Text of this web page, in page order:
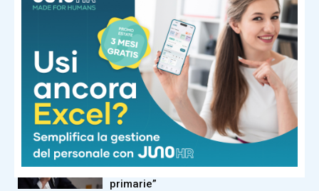
NOTIZIE CORRELATE
dalla Toscana
Renzi in Versiliana: “Il problema non
sono le primarie. Ma Meloni che
vuole andare al Quirinale con
Vannacci premier e Salvini al
Viminale”
dalla Toscana
Conte a Capalbio: “Le primarie siamo
d’accordo che si fanno. La politica
estera non può rimanere fuori dalle
primarie”